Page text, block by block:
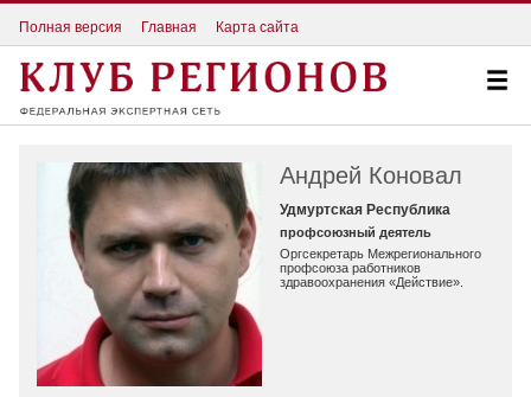
Полная версия Главная Карта сайта
Андрей Коновал
Удмуртская Республика
профсоюзный деятель
Оргсекретарь Межрегионального
профсоюза работников
здравоохранения «Действие».